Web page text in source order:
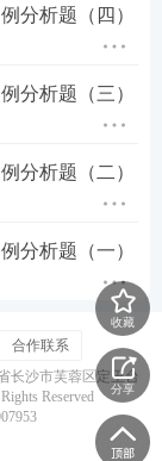
级，10大
高效精学，
包邮到家
分析题（四）
分析题（三）
分析题（二）
分析题（一）
收藏
分享
合作联系
长沙市芙蓉区定王台
Reserved